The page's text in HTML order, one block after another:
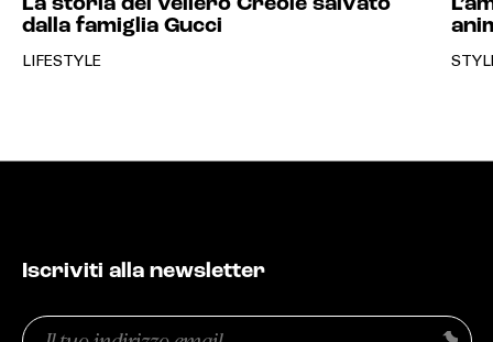
dalla famiglia Gucci
LIFESTYLE
Iscriviti alla newsletter
Email